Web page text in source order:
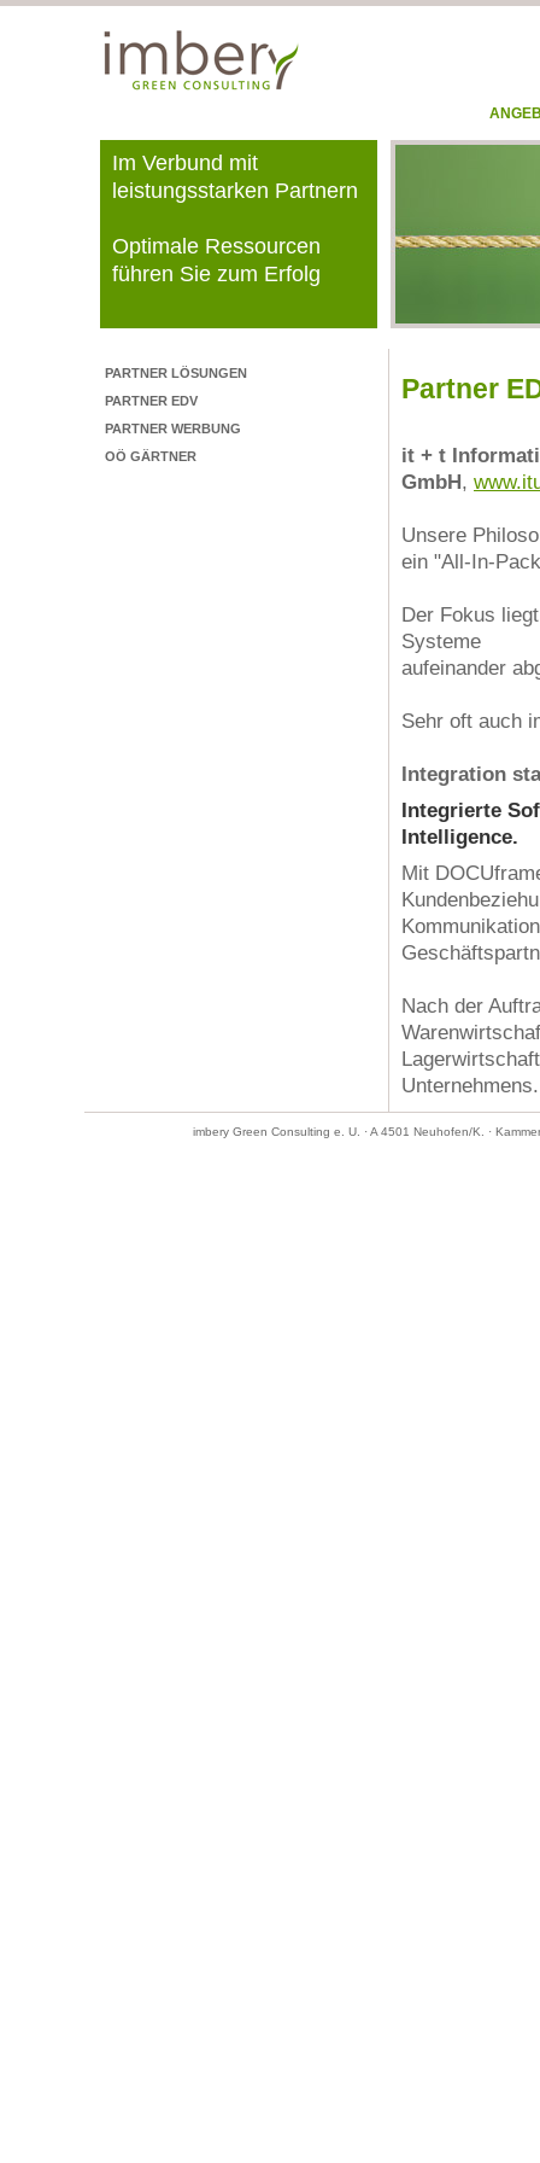
Im Verbund mit
leistungsstarken Partnern
Optimale Ressourcen
führen Sie zum Erfolg
PARTNER LÖSUNGEN
PARTNER EDV
PARTNER WERBUNG
OÖ GÄRTNER
Partner
it + t
GmbH,
Unsere
ein "All-In-
Der Fokus
Systeme
aufeinander
Sehr oft auch
Integration
Integrierte
Intelligence.
Mit
Nach der
Unternehmens.
imbery Green Consulting e. U. · A 4501 Neuhofen/K. ·